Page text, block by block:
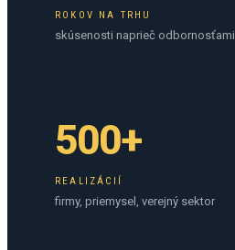
ROKOV NA TRHU
skúsenosti naprieč odbornosťami
500+
REALIZÁCIÍ
firmy, priemysel, verejný sektor